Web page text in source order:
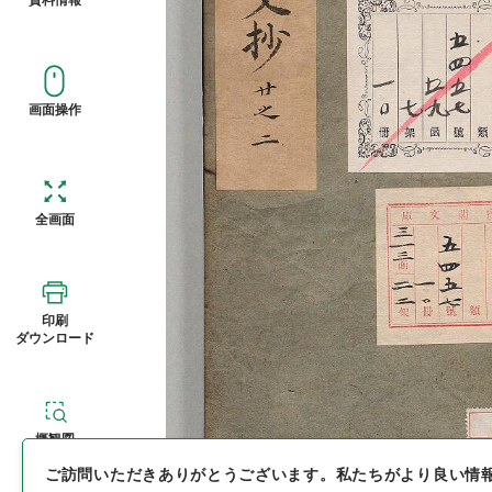
画面操作
全画面
印刷
ダウンロード
概観図
ご訪問いただきありがとうございます。 私たちがより良い情